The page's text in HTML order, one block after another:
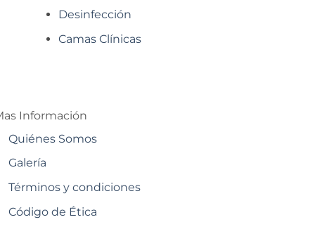
Desinfección
Camas Clínicas
Información
Quiénes Somos
Galería
Términos y condiciones
Código de Ética